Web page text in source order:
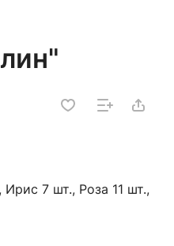
Ирис 7 шт., Роза 11 шт.,